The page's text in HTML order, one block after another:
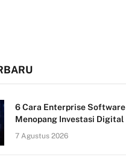
6 Cara Enterprise Software
Menopang Investasi Digital
7 Agustus 2026